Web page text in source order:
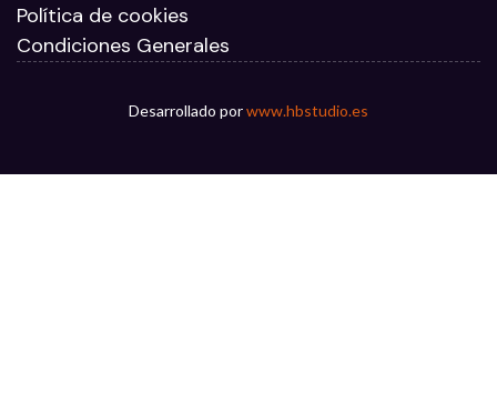
Política de cookies
Condiciones Generales
Desarrollado porwww.hbstudio.es